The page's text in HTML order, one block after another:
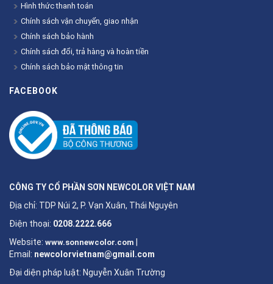
Hình thức thanh toán
Chính sách vận chuyển, giao nhận
Chính sách bảo hành
Chính sách đổi, trả hàng và hoàn tiền
Chính sách bảo mật thông tin
FACEBOOK
CÔNG TY CỔ PHẦN SƠN NEWCOLOR VIỆT NAM
Địa chỉ: TDP Núi 2, P. Vạn Xuân, Thái Nguyên
Điện thoại: 0208.2222.666
Website: www.sonnewcolor.com |
Email: newcolorvietnam@gmail.com
Đại diện pháp luật: Nguyễn Xuân Trường